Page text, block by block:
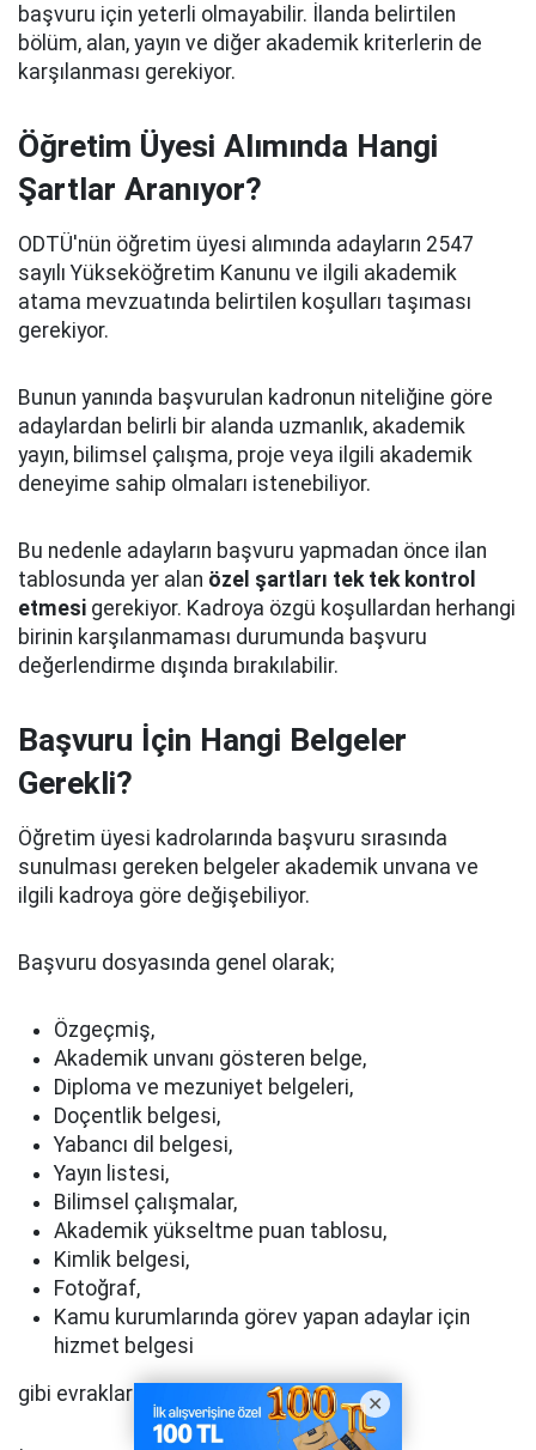
başvuru için yeterli olmayabilir. İlanda belirtilen
bölüm, alan, yayın ve diğer akademik kriterlerin de
karşılanması gerekiyor.
Öğretim Üyesi Alımında Hangi
Şartlar Aranıyor?
ODTÜ'nün öğretim üyesi alımında adayların 2547
sayılı Yükseköğretim Kanunu ve ilgili akademik
atama mevzuatında belirtilen koşulları taşıması
gerekiyor.
Bunun yanında başvurulan kadronun niteliğine göre
adaylardan belirli bir alanda uzmanlık, akademik
yayın, bilimsel çalışma, proje veya ilgili akademik
deneyime sahip olmaları istenebiliyor.
Bu nedenle adayların başvuru yapmadan önce ilan
tablosunda yer alan özel şartları tek tek kontrol
etmesi gerekiyor. Kadroya özgü koşullardan herhangi
birinin karşılanmaması durumunda başvuru
değerlendirme dışında bırakılabilir.
Başvuru İçin Hangi Belgeler
Gerekli?
Öğretim üyesi kadrolarında başvuru sırasında
sunulması gereken belgeler akademik unvana ve
ilgili kadroya göre değişebiliyor.
Başvuru dosyasında genel olarak;
Özgeçmiş,
Akademik unvanı gösteren belge,
Diploma ve mezuniyet belgeleri,
Doçentlik belgesi,
Yabancı dil belgesi,
Yayın listesi,
Bilimsel çalışmalar,
Akademik yükseltme puan tablosu,
Kimlik belgesi,
Fotoğraf,
Kamu kurumlarında görev yapan adaylar için
hizmet belgesi
gibi evrakların bulunması gerekebiliyor.